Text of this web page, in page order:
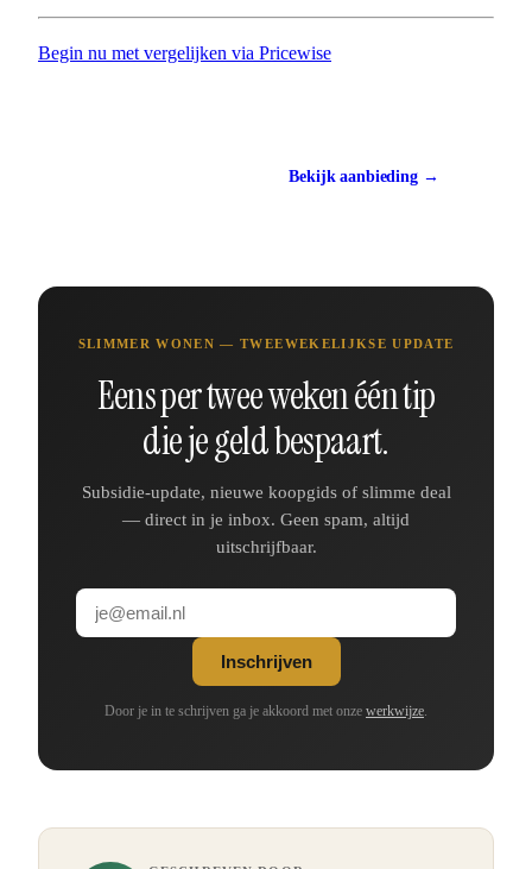
Begin nu met vergelijken via Pricewise
Bekijk aanbieding →
SLIMMER WONEN — TWEEWEKELIJKSE UPDATE
Eens per twee weken één tip
die je geld bespaart.
Subsidie-update, nieuwe koopgids of slimme deal
— direct in je inbox. Geen spam, altijd
uitschrijfbaar.
Inschrijven
Door je in te schrijven ga je akkoord met onze werkwijze.